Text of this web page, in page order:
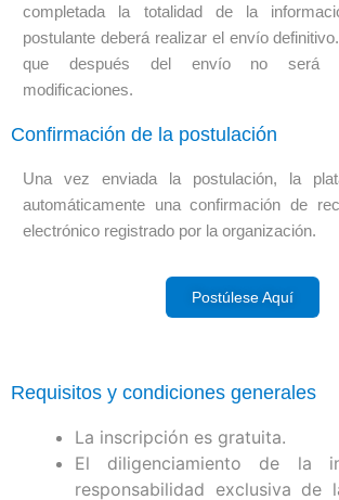
completada la totalidad de la
postulante deberá realizar el envío
que después del envío no será
modificaciones.
Confirmación de la postulación
Una vez enviada la postulación, la
automáticamente una confirmación de
electrónico registrado por la organización.
Postúlese Aquí
Requisitos y condiciones generales
La inscripción es gratuita.
El diligenciamiento de la
responsabilidad exclusiva de